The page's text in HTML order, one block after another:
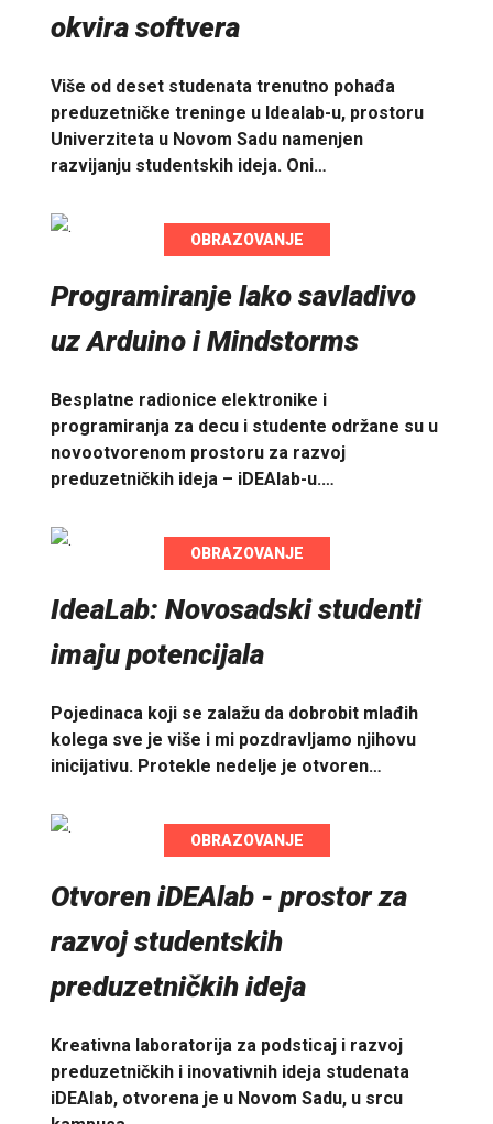
okvira softvera
Više od deset studenata trenutno pohađa
preduzetničke treninge u Idealab-u, prostoru
Univerziteta u Novom Sadu namenjen
razvijanju studentskih ideja. Oni…
OBRAZOVANJE
Programiranje lako savladivo
uz Arduino i Mindstorms
Besplatne radionice elektronike i
programiranja za decu i studente održane su u
novootvorenom prostoru za razvoj
preduzetničkih ideja – iDEAlab-u.…
OBRAZOVANJE
IdeaLab: Novosadski studenti
imaju potencijala
Pojedinaca koji se zalažu da dobrobit mlađih
kolega sve je više i mi pozdravljamo njihovu
inicijativu. Protekle nedelje je otvoren…
OBRAZOVANJE
Otvoren iDEAlab - prostor za
razvoj studentskih
preduzetničkih ideja
Kreativna laboratorija za podsticaj i razvoj
preduzetničkih i inovativnih ideja studenata
iDEAlab, otvorena je u Novom Sadu, u srcu